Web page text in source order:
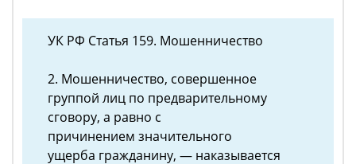
УК РФ Статья 159. Мошенничество
2. Мошенничество, совершенное
группой лиц по предварительному
сговору, а равно с
причинением значительного
ущерба гражданину, — наказывается